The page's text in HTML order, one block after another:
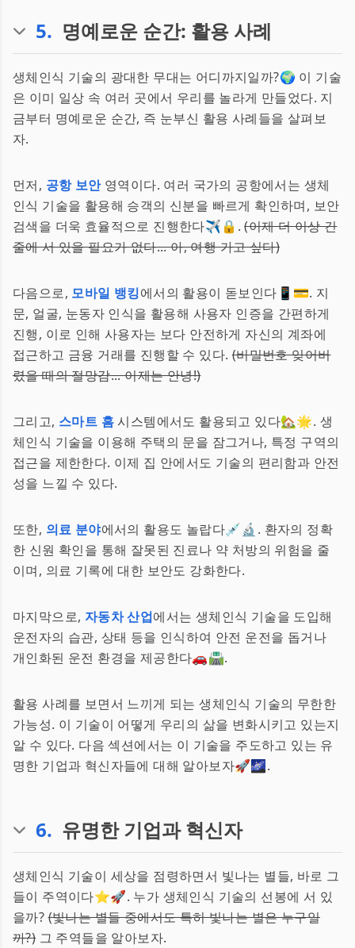
5. 명예로운 순간: 활용 사례
생체인식 기술의 광대한 무대는 어디까지일까?🌍 이 기술
은 이미 일상 속 여러 곳에서 우리를 놀라게 만들었다. 지
금부터 명예로운 순간, 즉 눈부신 활용 사례들을 살펴보
자.
먼저, 공항 보안영역이다. 여러 국가의 공항에서는 생체
인식 기술을 활용해 승객의 신분을 빠르게 확인하며, 보안
검색을 더욱 효율적으로 진행한다✈️🔒.(이제 더 이상 긴
줄에 서 있을 필요가 없다... 아, 여행 가고 싶다)
다음으로, 모바일 뱅킹에서의 활용이 돋보인다📱💳. 지
문, 얼굴, 눈동자 인식을 활용해 사용자 인증을 간편하게
진행, 이로 인해 사용자는 보다 안전하게 자신의 계좌에
접근하고 금융 거래를 진행할 수 있다.(비밀번호 잊어버
렸을 때의 절망감... 이제는 안녕!)
그리고, 스마트 홈시스템에서도 활용되고 있다🏡🌟. 생
체인식 기술을 이용해 주택의 문을 잠그거나, 특정 구역의
접근을 제한한다. 이제 집 안에서도 기술의 편리함과 안전
성을 느낄 수 있다.
또한, 의료 분야에서의 활용도 놀랍다💉🔬. 환자의 정확
한 신원 확인을 통해 잘못된 진료나 약 처방의 위험을 줄
이며, 의료 기록에 대한 보안도 강화한다.
마지막으로, 자동차 산업에서는 생체인식 기술을 도입해
운전자의 습관, 상태 등을 인식하여 안전 운전을 돕거나
개인화된 운전 환경을 제공한다🚗🛣️.
활용 사례를 보면서 느끼게 되는 생체인식 기술의 무한한
가능성. 이 기술이 어떻게 우리의 삶을 변화시키고 있는지
알 수 있다. 다음 섹션에서는 이 기술을 주도하고 있는 유
명한 기업과 혁신자들에 대해 알아보자🚀🌌.
6. 유명한 기업과 혁신자
생체인식 기술이 세상을 점령하면서 빛나는 별들, 바로 그
들이 주역이다⭐️🚀. 누가 생체인식 기술의 선봉에 서 있
을까?(빛나는 별들 중에서도 특히 빛나는 별은 누구일
까?)그 주역들을 알아보자.